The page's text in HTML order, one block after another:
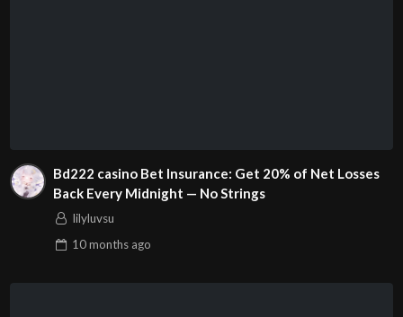
Bd222 casino Bet Insurance: Get 20% of Net Losses
Back Every Midnight — No Strings
lilyluvsu
10 monthsago